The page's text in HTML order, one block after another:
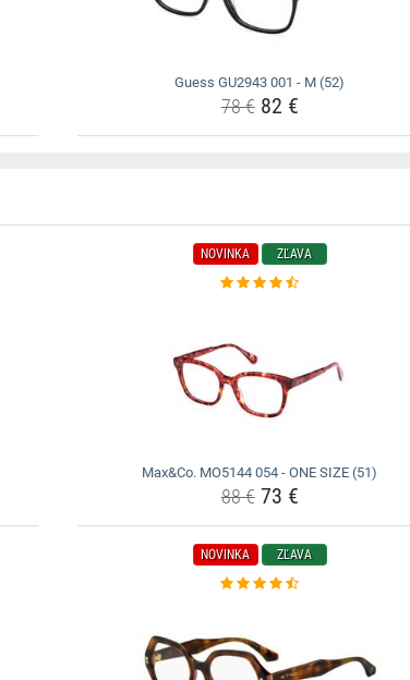
Guess GU2943 001 - M (52)
78 €82 €
NOVINKA ZĽAVA
Max&Co. MO5144 054 - ONE SIZE (51)
88 €73 €
NOVINKA ZĽAVA